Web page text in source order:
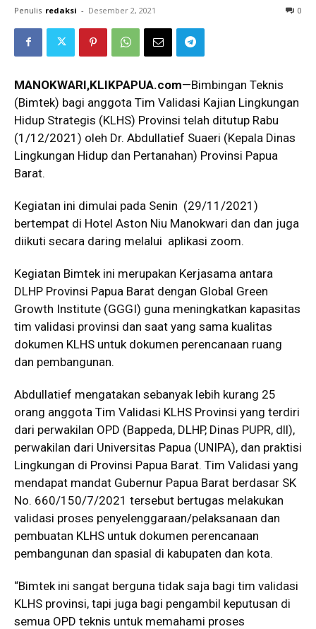
Penulis redaksi - Desember 2, 2021 0
MANOKWARI,KLIKPAPUA.com—Bimbingan Teknis
(Bimtek) bagi anggota Tim Validasi Kajian Lingkungan
Hidup Strategis (KLHS) Provinsi telah ditutup Rabu
(1/12/2021) oleh Dr. Abdullatief Suaeri (Kepala Dinas
Lingkungan Hidup dan Pertanahan) Provinsi Papua
Barat.
Kegiatan ini dimulai pada Senin (29/11/2021)
bertempat di Hotel Aston Niu Manokwari dan dan juga
diikuti secara daring melalui aplikasi zoom.
Kegiatan Bimtek ini merupakan Kerjasama antara
DLHP Provinsi Papua Barat dengan Global Green
Growth Institute (GGGI) guna meningkatkan kapasitas
tim validasi provinsi dan saat yang sama kualitas
dokumen KLHS untuk dokumen perencanaan ruang
dan pembangunan.
Abdullatief mengatakan sebanyak lebih kurang 25
orang anggota Tim Validasi KLHS Provinsi yang terdiri
dari perwakilan OPD (Bappeda, DLHP, Dinas PUPR, dll),
perwakilan dari Universitas Papua (UNIPA), dan praktisi
Lingkungan di Provinsi Papua Barat. Tim Validasi yang
mendapat mandat Gubernur Papua Barat berdasar SK
No. 660/150/7/2021 tersebut bertugas melakukan
validasi proses penyelenggaraan/pelaksanaan dan
pembuatan KLHS untuk dokumen perencanaan
pembangunan dan spasial di kabupaten dan kota.
“Bimtek ini sangat berguna tidak saja bagi tim validasi
KLHS provinsi, tapi juga bagi pengambil keputusan di
semua OPD teknis untuk memahami proses